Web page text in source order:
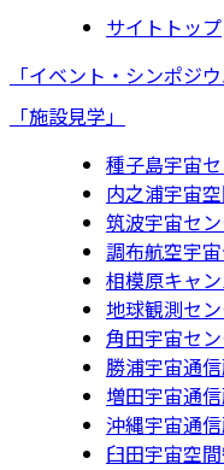
サイトトップ
「イベント・シンポジウ
「施設見学」
種子島宇宙
内之浦宇宙
筑波宇宙セ
調布航空宇
相模原キャ
地球観測セ
角田宇宙セ
勝浦宇宙通
増田宇宙通
沖縄宇宙通
臼田宇宙空